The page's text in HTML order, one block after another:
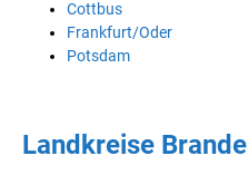
Cottbus
Frankfurt/Oder
Potsdam
Landkreise